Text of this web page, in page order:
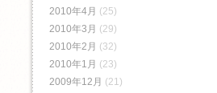
2010年4月 (25)
2010年3月 (29)
2010年2月 (32)
2010年1月 (23)
2009年12月 (21)